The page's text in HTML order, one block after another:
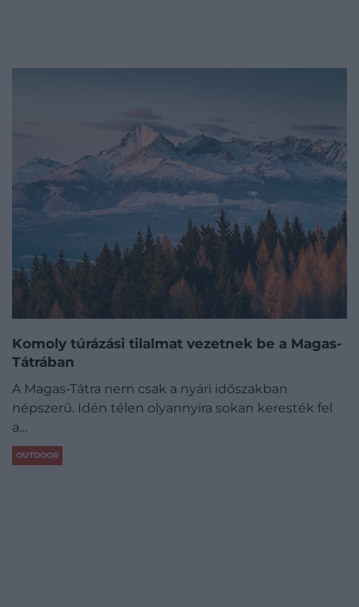
Komoly túrázási tilalmat vezetnek be a Magas-
Tátrában
A Magas-Tátra nem csak a nyári időszakban
népszerű. Idén télen olyannyira sokan keresték fel
a…
OUTDOOR